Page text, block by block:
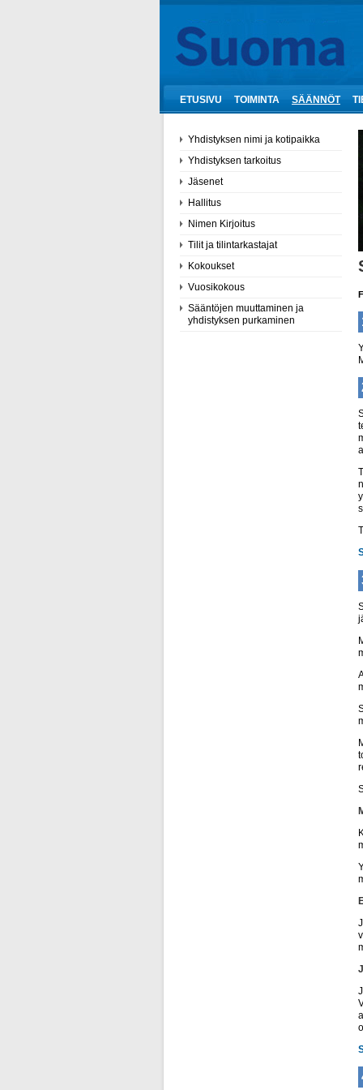
ETUSIVU TOIMINTA SÄÄNNÖT
Yhdistyksen nimi ja kotipaikka
Yhdistyksen tarkoitus
Jäsenet
Hallitus
Nimen Kirjoitus
Tilit ja tilintarkastajat
Kokoukset
Vuosikokous
Sääntöjen muuttaminen ja
yhdistyksen purkaminen